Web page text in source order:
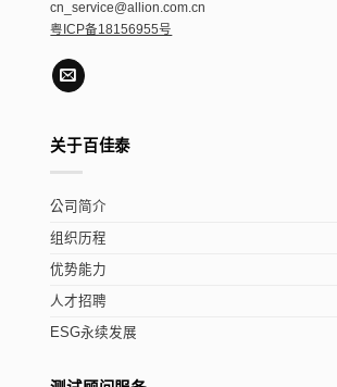
cn_service@allion.com.cn
粤ICP备18156955号
关于百佳泰
公司简介
组织历程
优势能力
人才招聘
ESG永续发展